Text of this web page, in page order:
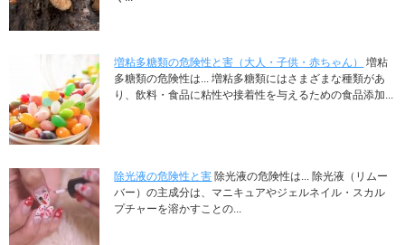
増粘多糖類の危険性と害（大人・子供・赤ちゃん）
増粘
多糖類の危険性は... 増粘多糖類にはさまざまな種類があ
り、飲料・食品に粘性や接着性を与えるための食品添加...
除光液の危険性と害 除光液の危険性は... 除光液（リムー
バー）の主成分は、マニキュアやジェルネイル・スカル
プチャーを溶かすことの...